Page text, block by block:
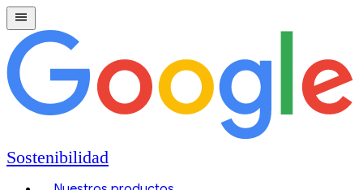
Sostenibilidad